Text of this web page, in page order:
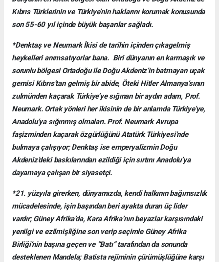
Kıbrıs Türklerinin ve Türkiye’nin haklarını korumak konusunda
son 55-60 yıl içinde büyük başarılar sağladı.
*Denktaş ve Neumark İkisi de tarihin içinden çıkagelmiş
heykelleri anımsatıyorlar bana. Biri dünyanın en karmaşık ve
sorunlu bölgesi Ortadoğu ile Doğu Akdeniz’in batmayan uçak
gemisi Kıbrıs’tan gelmiş bir abide, Öteki Hitler Almanya’sının
zulmünden kaçarak Türkiye’ye sığınan bir aydın adam, Prof.
Neumark. Ortak yönleri her ikisinin de bir anlamda Türkiye’ye,
Anadolu’ya sığınmış olmaları. Prof. Neumark Avrupa
faşizminden kaçarak özgürlüğünü Atatürk Türkiyesi’nde
bulmaya çalışıyor; Denktaş ise emperyalizmin Doğu
Akdeniz’deki baskılarından ezildiği için sırtını Anadolu’ya
dayamaya çalışan bir siyasetçi.
*21. yüzyıla girerken, dünyamızda, kendi halkının bağımsızlık
mücadelesinde, işin başından beri ayakta duran üç lider
vardır; Güney Afrika’da, Kara Afrika’nın beyazlar karşısındaki
yenilgi ve ezilmişliğine son verip seçimle Güney Afrika
Birliği’nin başına geçen ve “Batı” tarafından da sonunda
desteklenen Mandela; Batista rejiminin çürümüşlüğüne karşı